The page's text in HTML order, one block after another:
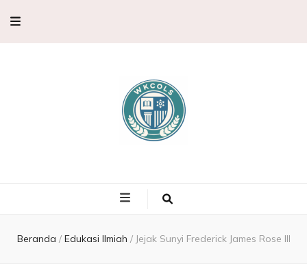
Pembahasan
Ilmu
Beranda / Edukasi Ilmiah / Jejak Sunyi Frederick James Rose III